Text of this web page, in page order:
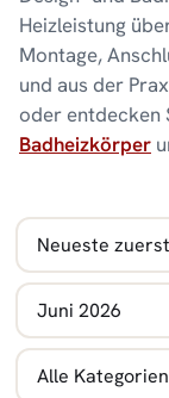
Heizleistung
Montage,
und aus der
oder entdecken
Badheizkörper